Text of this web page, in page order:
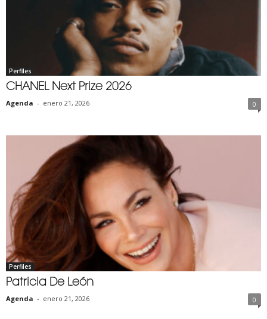
Perfiles
CHANEL Next Prize 2026
Agenda - enero 21, 2026 0
Perfiles
Patricia De León
Agenda - enero 21, 2026 0